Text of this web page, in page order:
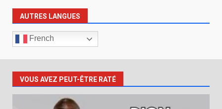
AUTRES LANGUES
French
VOUS AVEZ PEUT-ÊTRE RATÉ